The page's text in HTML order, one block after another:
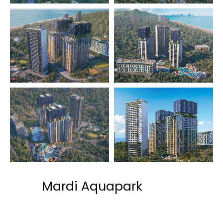
Mardi Aquapark